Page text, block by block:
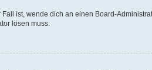
ist, wende dich an einen Board-
lösen muss.